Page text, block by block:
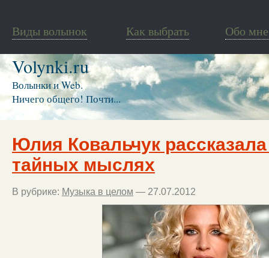
Виды волынок Как выбрать Обо мне
Volynki.ru
Волынки и Web.
Ничего общего! Почти...
Юлия Ковальчук
тайных мыслях
В рубрике: Музыка в целом — 27.07.2012